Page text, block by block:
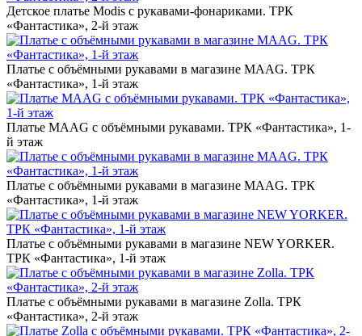
Детское платье Modis с рукавами-фонариками. ТРК
«Фантастика», 2-й этаж
Платье с объёмными рукавами в магазине MAAG. ТРК
«Фантастика», 1-й этаж
Платье MAAG с объёмными рукавами. ТРК «Фантастика», 1-
й этаж
Платье с объёмными рукавами в магазине MAAG. ТРК
«Фантастика», 1-й этаж
Платье с объёмными рукавами в магазине NEW YORKER.
ТРК «Фантастика», 1-й этаж
Платье с объёмными рукавами в магазине Zolla. ТРК
«Фантастика», 2-й этаж